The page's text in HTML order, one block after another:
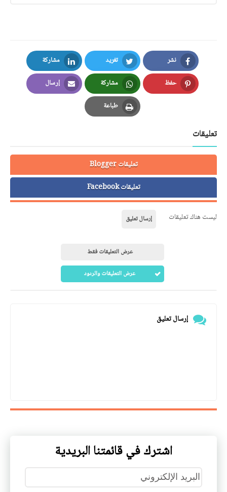
نشر
Facebook
تغريد
Twitter
مشاركة
LinkedIn
حفظ
Pinterest
مشاركة
Whatsapp
إرسال
Email
طباعة
Print
تعليقات
تعليقات Blogger
تعليقات Facebook
ليست هناك تعليقات إرسال تعليق
عرض التعليقات فقط
عرض التعليقات والردود
إرسال تعليق
اشترك في قائمتنا البريدية